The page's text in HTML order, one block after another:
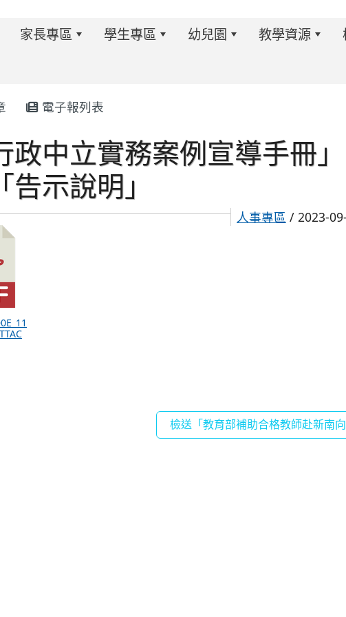
家長專區 學生專區 幼兒園 教學資源
電子報列表
政中立實務案例宣導手冊
告示說明」
人事專區 / 2023-
檢送「教育部補助合格教師赴新南向
modules/tadnews/index.php?ncsn=6
image/113-
114-